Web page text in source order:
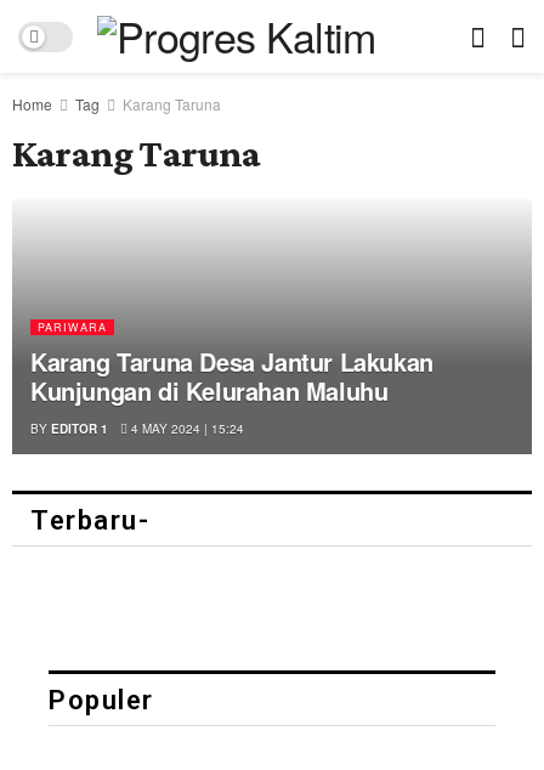
Home Tag Karang Taruna
Karang Taruna
PARIWARA
Karang Taruna Desa Jantur Lakukan
Kunjungan di Kelurahan Maluhu
BY EDITOR 1 4 MAY 2024 | 15:24
Terbaru-
Populer